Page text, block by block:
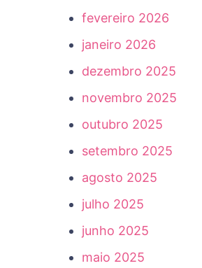
fevereiro 2026
janeiro 2026
dezembro 2025
novembro 2025
outubro 2025
setembro 2025
agosto 2025
julho 2025
junho 2025
maio 2025